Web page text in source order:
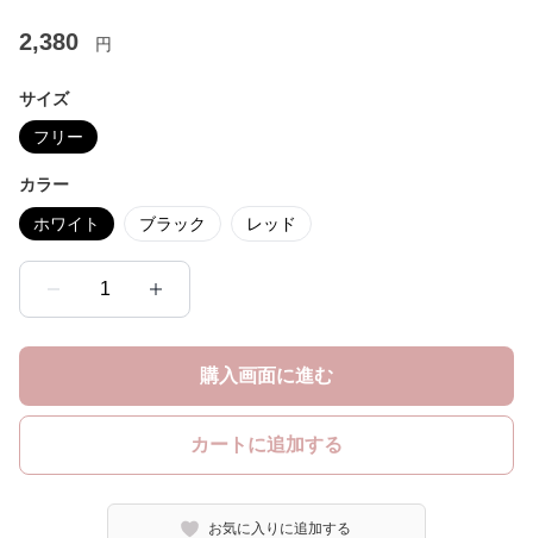
2,380 円
サイズ
フリー
カラー
ホワイト ブラック レッド
1
購入画面に進む
カートに追加する
お気に入りに追加する